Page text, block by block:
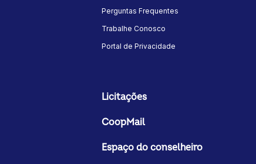
Perguntas Frequentes
Trabalhe Conosco
Portal de Privacidade
Licitações
CoopMail
Espaço do conselheiro